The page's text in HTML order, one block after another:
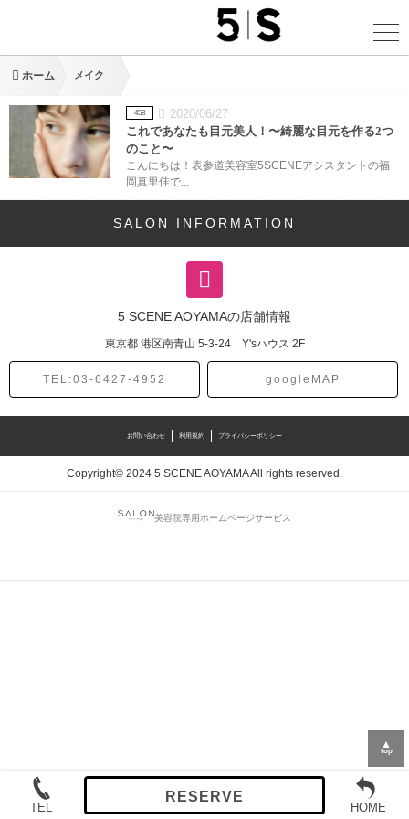
ホーム メイク
458
2020/06/27
これであなたも目元美人！〜綺麗な目元を作る2つ
のこと〜
こんにちは！表参道美容室5SCENEアシスタントの福
岡真里佳で...
SALON INFORMATION
5 SCENE AOYAMAの店舗情報
東京都 港区南青山 5-3-24 Y'sハウス 2F
TEL:03-6427-4952 googleMAP
お問い合わせ 利用規約 プライバシーポリシー
Copyright© 2024 5 SCENE AOYAMA All rights reserved.
美容院専用ホームページサービス
▲
top